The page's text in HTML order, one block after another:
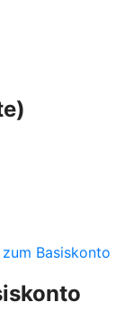
Basiskonto